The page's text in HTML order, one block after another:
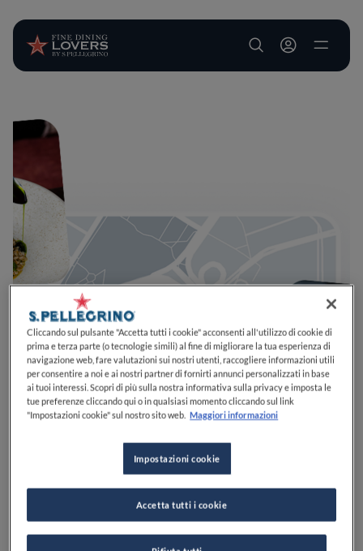
User account
Cliccando sul pulsante "Accetta tutti i cookie" acconsenti all'utilizzo di cookie di
prima e terza parte (o tecnologie simili) al fine di migliorare la tua esperienza di
navigazione web, fare valutazioni sui nostri utenti, raccogliere informazioni utili
per consentire a noi e ai nostri partner di fornirti annunci personalizzati in base
ai tuoi interessi. Scopri di più sulla nostra informativa sulla privacy e imposta le
tue preferenze cliccando qui o in qualsiasi momento cliccando sul link
"Impostazioni cookie" sul nostro sito web. Maggiori informazioni
Impostazioni cookie
Accetta tutti i cookie